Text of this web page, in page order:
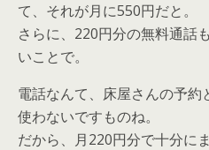
て、それが月に550円だと。
さらに、220円分の無料通話
いことで。
電話なんて、床屋さんの予
使わないですものね。
だから、月220円分で十分に